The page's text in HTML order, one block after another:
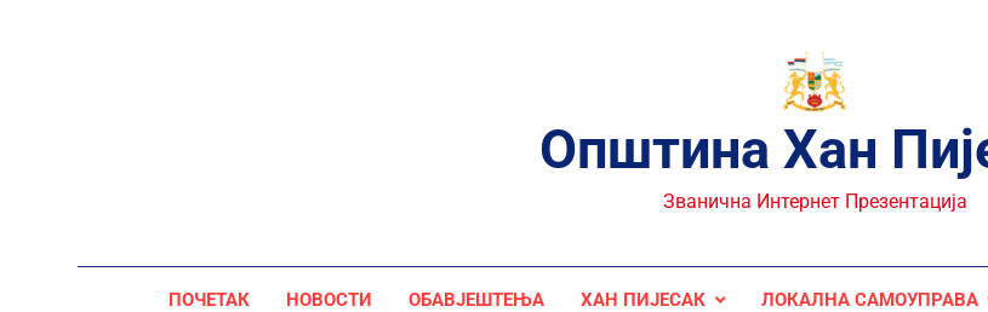
Општина Хан
Званична Интернет Презентација
ПОЧЕТАК НОВОСТИ ОБАВЈЕШТЕЊА ХАН ПИЈЕСАК ЛОКАЛНА САМОУПРАВА